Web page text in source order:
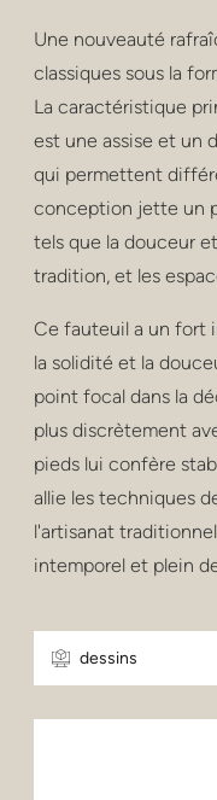
poufs et
tabourets de
tables basses
les tables
rayonnage
extérieur
soins de santé
Une nouveauté
classiques sous la
La caractéristique
est une assise et un
qui permettent
conception jette un
tels que la douceur
tradition, et les
Ce fauteuil a un fort
la solidité et la
point focal dans la
plus discrètement
pieds lui confère
allie les techniques
l'artisanat
intemporel et plein
dessins